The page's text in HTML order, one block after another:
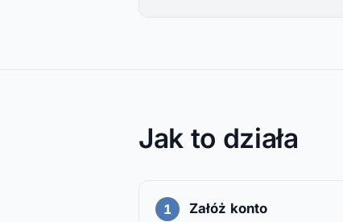
Jak to działa
Załóż konto